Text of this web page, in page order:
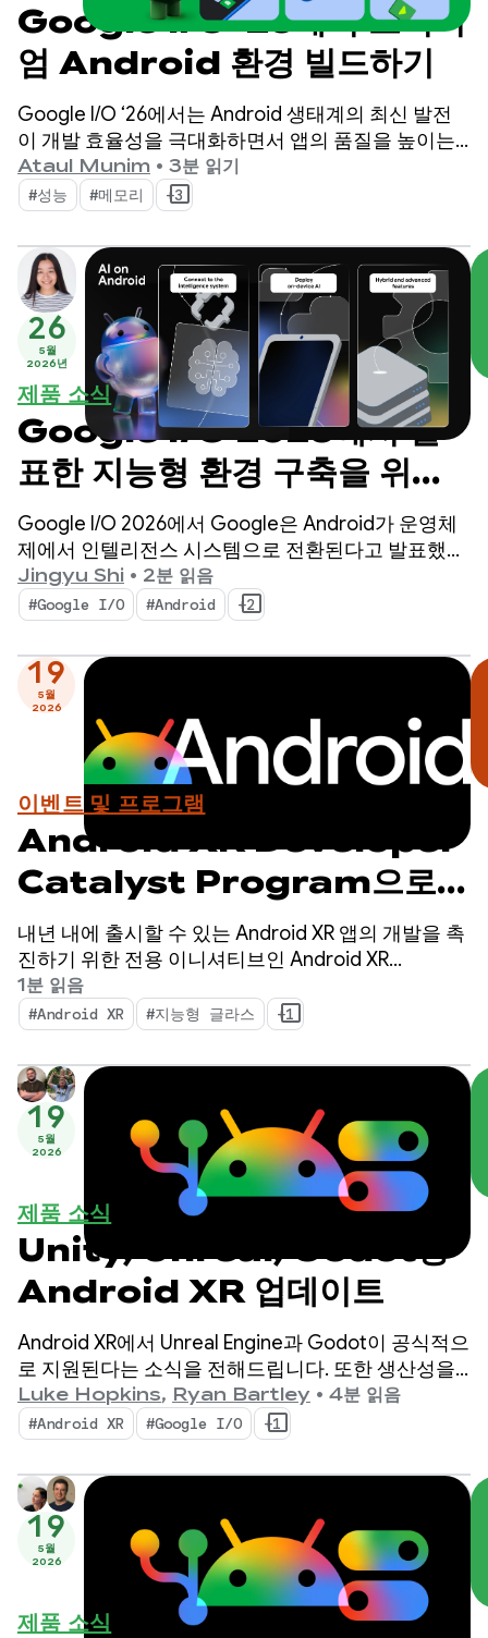
Google I/O ‘26에서 프리미
엄 Android 환경 빌드하기
Google I/O ‘26에서는 Android 생태계의 최신 발전
이 개발 효율성을 극대화하면서 앱의 품질을 높이는
데 어떻게 도움이 되는지 소개했습니다.
Ataul Munim • 3분 읽기
#성능 #메모리 +3
26
5월
2026년
제품 소식
Google I/O 2026에서 발
표한 지능형 환경 구축을 위한
Android의 주요 AI 업데이
트
Google I/O 2026에서 Google은 Android가 운영체
제에서 인텔리전스 시스템으로 전환된다고 발표했습
니다. 또한 시스템을 사용하여 기본적으로 지능형 환
경을 구축하고 Google AI의 기능을 앱에 도입하는 방
법을 시연했습니다.
Jingyu Shi • 2분 읽음
#Google I/O #Android +2
19
5월
2026
이벤트 및 프로그램
Android XR Developer
Catalyst Program으로
미래를 위한 개발을 시작하세
요. 지금 신청하세요.
내년 내에 출시할 수 있는 Android XR 앱의 개발을 촉
진하기 위한 전용 이니셔티브인 Android XR
Developer Catalyst Program의 신청을 받고 있습니
다.
1분 읽음
#Android XR #지능형 글라스 +1
19
5월
2026
제품 소식
Unity, Unreal, Godot용
Android XR 업데이트
Android XR에서 Unreal Engine과 Godot이 공식적으
로 지원된다는 소식을 전해드립니다. 또한 생산성을
높이고 새로운 XR 기능을 지원하도록 설계된 새로운
도구인 Android XR 엔진 허브와 Android XR 상호작
용 프레임워크도 출시합니다.
Luke Hopkins, Ryan Bartley • 4분 읽음
#Android XR #Google I/O +1
19
5월
2026
제품 소식